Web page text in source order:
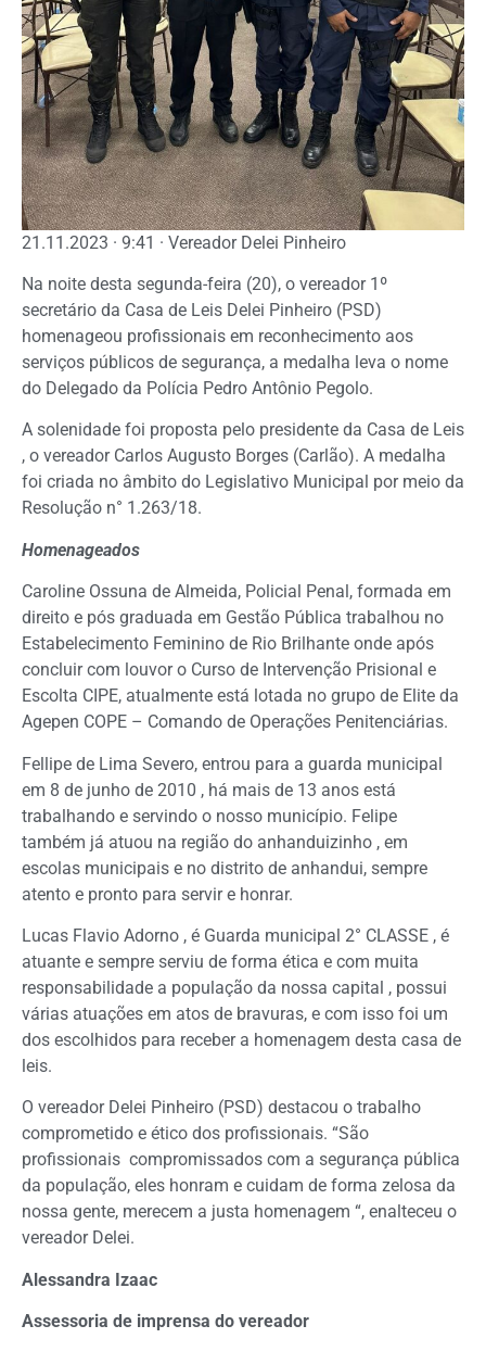
21.11.2023 · 9:41 · Vereador Delei Pinheiro
Na noite desta segunda-feira (20), o vereador 1º
secretário da Casa de Leis Delei Pinheiro (PSD)
homenageou profissionais em reconhecimento aos
serviços públicos de segurança, a medalha leva o nome
do Delegado da Polícia Pedro Antônio Pegolo.
A solenidade foi proposta pelo presidente da Casa de Leis
, o vereador Carlos Augusto Borges (Carlão). A medalha
foi criada no âmbito do Legislativo Municipal por meio da
Resolução n° 1.263/18.
Homenageados
Caroline Ossuna de Almeida, Policial Penal, formada em
direito e pós graduada em Gestão Pública trabalhou no
Estabelecimento Feminino de Rio Brilhante onde após
concluir com louvor o Curso de Intervenção Prisional e
Escolta CIPE, atualmente está lotada no grupo de Elite da
Agepen COPE – Comando de Operações Penitenciárias.
Fellipe de Lima Severo, entrou para a guarda municipal
em 8 de junho de 2010 , há mais de 13 anos está
trabalhando e servindo o nosso município. Felipe
também já atuou na região do anhanduizinho , em
escolas municipais e no distrito de anhandui, sempre
atento e pronto para servir e honrar.
Lucas Flavio Adorno , é Guarda municipal 2° CLASSE , é
atuante e sempre serviu de forma ética e com muita
responsabilidade a população da nossa capital , possui
várias atuações em atos de bravuras, e com isso foi um
dos escolhidos para receber a homenagem desta casa de
leis.
O vereador Delei Pinheiro (PSD) destacou o trabalho
comprometido e ético dos profissionais. “São
profissionais compromissados com a segurança pública
da população, eles honram e cuidam de forma zelosa da
nossa gente, merecem a justa homenagem “, enalteceu o
vereador Delei.
Alessandra Izaac
Assessoria de imprensa do vereador